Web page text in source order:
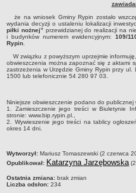
RODO Klauzule informacyjne
AKTUALNOŚCI I OGŁOSZENIA
URZĄD GMINY
Tabela informacyjna
Czas pracy urzędu
Pracownicy urzędu - urząd
Pracownicy urzędu - baza
Regulamin organizacyjny
Ogłoszenia o naborze na wolne
że na wniosek Gminy Rypin zostało
wydania decyzji o ustaleniu lokalizacji
piłki nożnej”przewidzianej do realizacji na
i budynków numerem ewidencyjnym:109/
Rypin
W związku z powyższym uprzejmie
obwieszczenia można zapoznać się z aktami
zastrzeżenia w Urzędzie Gminy Rypin przy
1500 lub telefonicznie 54 280 97 03.
Niniejsze obwieszczenie podano do publicznej
1. Zamieszczenie jego treści w Biuletynie
stronie: www.bip.rypin.pl.,
2. Wywieszenie jego treści na tablicy
okres 14 dni.
metryczka
Wytworzył: Mariusz Tomaszewski (2 czerwca
Opublikował: Katarzyna Jarzębowska
Ostatnia zmiana: brak zmian
Liczba odsłon: 234